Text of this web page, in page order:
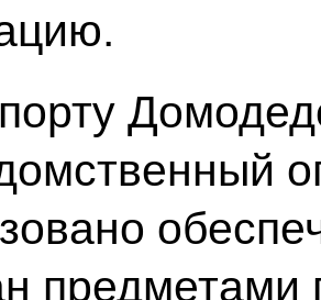
предметами